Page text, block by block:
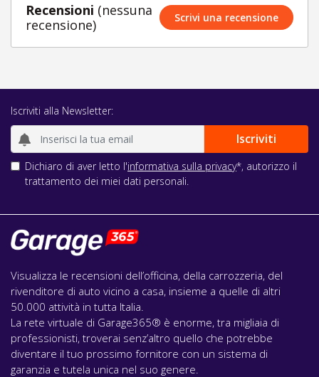
Recensioni (nessuna
recensione)
Scrivi una recensione
Iscriviti alla Newsletter:
Dichiaro di aver letto l'informativa sulla privacy*, autorizzo il
trattamento dei miei dati personali.
Visualizza le recensioni dell’officina, della carrozzeria, del
rivenditore di auto vicino a casa, insieme a quelle di altri
50.000 attività in tutta Italia.
La rete virtuale di Garage365® è enorme, tra migliaia di
professionisti, troverai senz’altro quello che potrebbe
diventare il tuo prossimo fornitore con un sistema di
garanzia e tutela unica nel suo genere.